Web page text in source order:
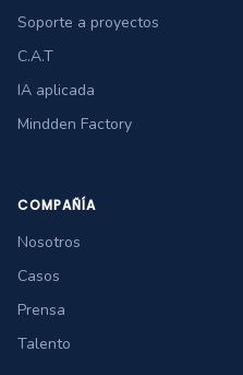
Soporte a proyectos
C.A.T
IA aplicada
Mindden Factory
COMPAÑÍA
Nosotros
Casos
Prensa
Talento